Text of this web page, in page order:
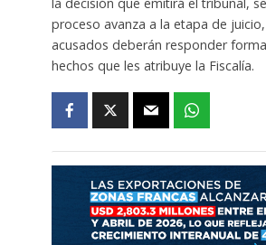
la decisión que emitirá el tribunal,
proceso avanza a la etapa de
acusados deberán responder
hechos que les atribuye la Fiscalía.